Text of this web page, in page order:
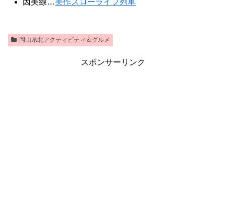
岡山県北アクティビティ＆グルメ
スポンサーリンク